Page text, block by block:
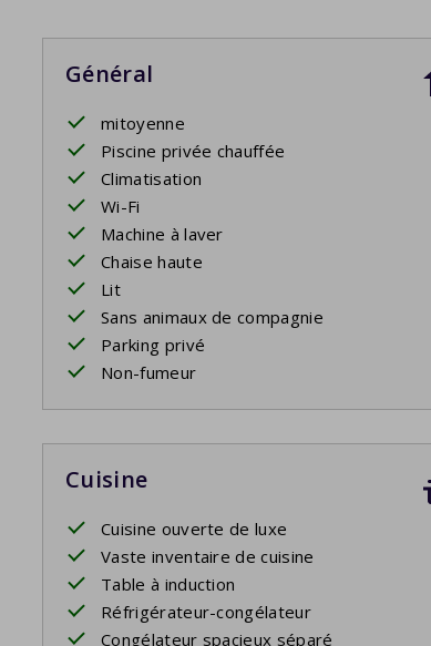
Votre séjour comprend les lits faits.
Général
mitoyenne
Piscine privée chauffée
Climatisation
Wi-Fi
Machine à laver
Chaise haute
Lit
Sans animaux de compagnie
Parking privé
Non-fumeur
Cuisine
Cuisine ouverte de luxe
Vaste inventaire de cuisine
Table à induction
Réfrigérateur-congélateur
Congélateur spacieux séparé